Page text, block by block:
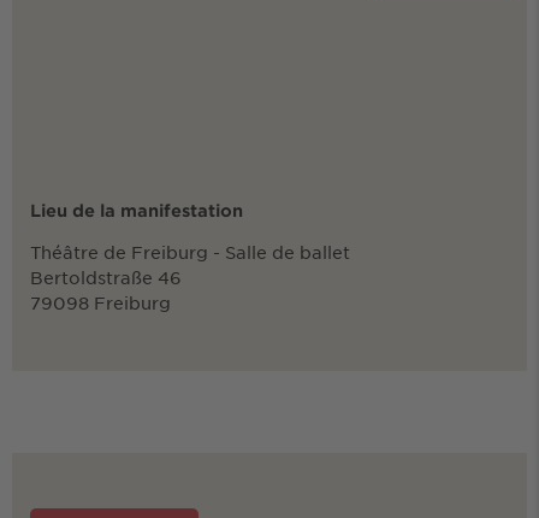
Lieu de la manifestation
Théâtre de Freiburg - Salle de ballet
Bertoldstraße 46
79098 Freiburg